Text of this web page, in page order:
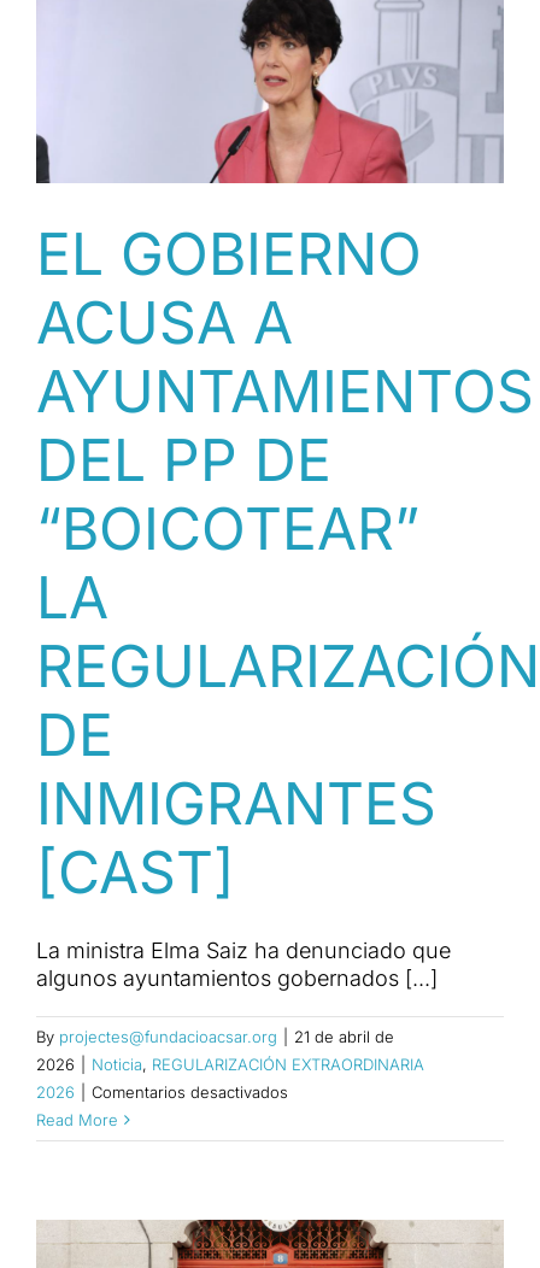
NORMA
PARA
QUE
EL
CATALÁN
SE
CUENTA
EN
RENOVACIÓN
PAPELES
TRAS
LA
REGULARIZACIÓN
EL GOBIERNO
ACUSA A
AYUNTAMIENTOS
DEL PP DE
“BOICOTEAR”
LA
REGULARIZACIÓN
DE
INMIGRANTES
[CAST]
La ministra Elma Saiz ha denunciado que
algunos ayuntamientos gobernados [...]
By projectes@fundacioacsar.org
21 de abril de
2026
Noticia, REGULARIZACIÓN EXTRAORDINARIA
2026
Comentarios desactivados
GOBIERNO
AYUNTAMIENTOS
DEL
Read More